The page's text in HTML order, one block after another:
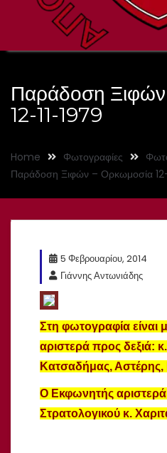
Παράδοση
12-11-1979
Home Φωτογραφίες
Παράδοση Ξιφών – Ορκωμοσία
5 Φεβρουαρίου, 2014
Γιάννης Αντωνιάδης
Στη φωτογραφία είναι
αριστερά προς δεξιά:
Κατσαδήμας, Αστέρης,
Ο Εκφωνητής αριστερά
Στρατολογικού κ.